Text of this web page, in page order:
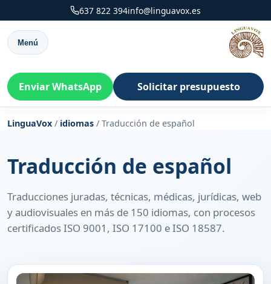
637 822 394info@linguavox.es
Menú
Enviar WhatsApp Solicitar presupuesto
LinguaVox / idiomas / Traducción de español
Traducción de español
Traducciones juradas, técnicas, médicas, jurídicas, web
y audiovisuales en más de 150 idiomas, con procesos
certificados ISO 9001, ISO 17100 e ISO 18587.